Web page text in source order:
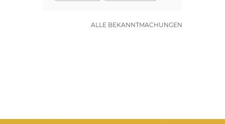
ALLE BEKANNTMACHUNGEN